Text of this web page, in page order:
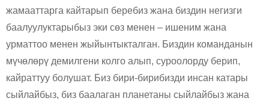
жамааттарга кайтарып беребиз жана биздин негизги
баалуулуктарыбыз эки сөз менен – ишеним жана
урматтоо менен жыйынтыкталган. Биздин команданын
мүчөлөрү демилгени колго алып, суроолорду берип,
кайраттуу болушат. Биз бири-бирибизди инсан катары
сыйлайбыз, биз баалаган планетаны сыйлайбыз жана